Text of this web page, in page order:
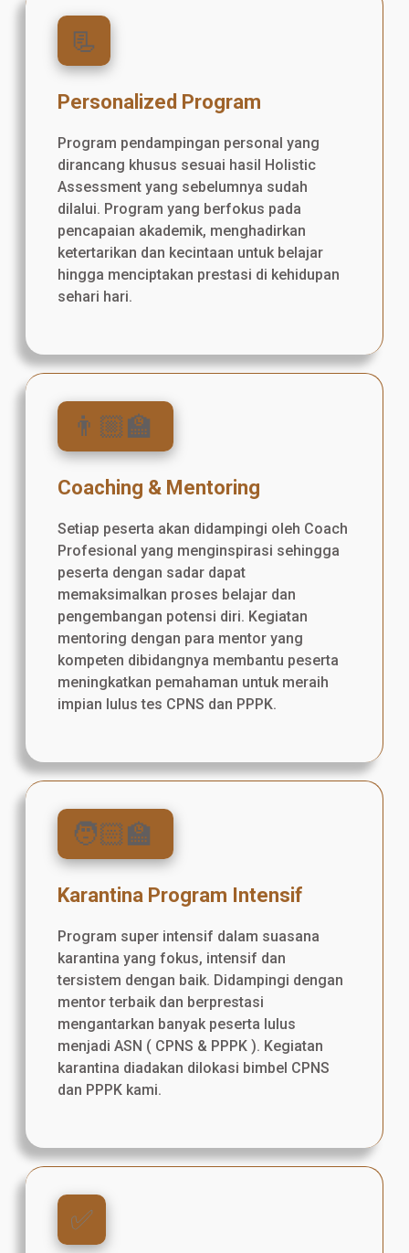
📃
Personalized Program
Program pendampingan personal yang
dirancang khusus sesuai hasil Holistic
Assessment yang sebelumnya sudah
dilalui. Program yang berfokus pada
pencapaian akademik, menghadirkan
ketertarikan dan kecintaan untuk belajar
hingga menciptakan prestasi di kehidupan
sehari hari.
👨🏼‍🏫
Coaching & Mentoring
Setiap peserta akan didampingi oleh Coach
Profesional yang menginspirasi sehingga
peserta dengan sadar dapat
memaksimalkan proses belajar dan
pengembangan potensi diri. Kegiatan
mentoring dengan para mentor yang
kompeten dibidangnya membantu peserta
meningkatkan pemahaman untuk meraih
impian lulus tes CPNS dan PPPK.
🧑🏻‍🏫
Karantina Program Intensif
Program super intensif dalam suasana
karantina yang fokus, intensif dan
tersistem dengan baik. Didampingi dengan
mentor terbaik dan berprestasi
mengantarkan banyak peserta lulus
menjadi ASN ( CPNS & PPPK ). Kegiatan
karantina diadakan dilokasi bimbel CPNS
dan PPPK kami.
✅️